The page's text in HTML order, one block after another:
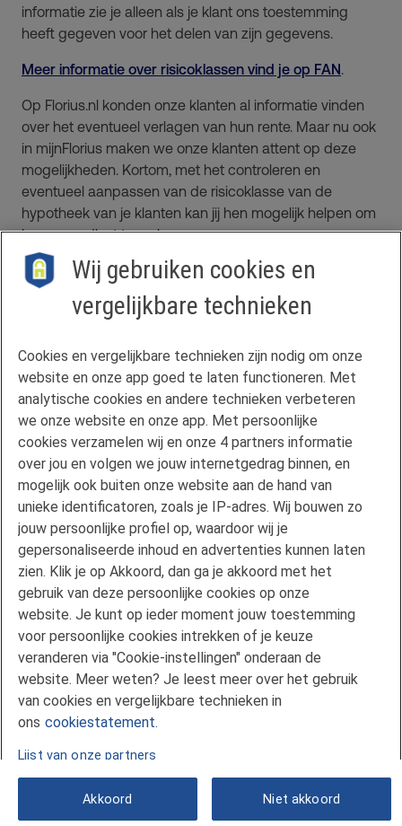
informatie zie je alleen als je klant ons toestemming
heeft gegeven voor het delen van zijn gegevens.
Meer informatie over risicoklassen vind je op FAN.
Op Florius.nl konden onze klanten al informatie vinden
over het eventueel verlagen van hun rente. Maar nu ook
in mijnFlorius maken we onze klanten attent op deze
mogelijkheden. Kortom, met het controleren en
eventueel aanpassen van de risicoklasse van de
hypotheek van je klanten kan jij hen mogelijk helpen om
hun maandlast te verlagen.
Veelgestelde vragen
Klachtenregeling
Privacyverklaring
Disclaimer
Gebruikersvoorwaarden FAN
Actuele rente
Downloads
Kredietgids
Toegang aanvragen
Over Florius
Samenwerken met Florius
Pers
Nieuwsbrief
Volg ons op LinkedIn
Wij gebruiken cookies en
vergelijkbare technieken
Cookies en vergelijkbare technieken zijn nodig om onze
website en onze app goed te laten functioneren. Met
analytische cookies en andere technieken verbeteren
we onze website en onze app. Met persoonlijke
cookies verzamelen wij en onze 4 partners informatie
over jou en volgen we jouw internetgedrag binnen, en
mogelijk ook buiten onze website aan de hand van
unieke identificatoren, zoals je IP-adres. Wij bouwen zo
jouw persoonlijke profiel op, waardoor wij je
gepersonaliseerde inhoud en advertenties kunnen laten
zien. Klik je op Akkoord, dan ga je akkoord met het
gebruik van deze persoonlijke cookies op onze
website. Je kunt op ieder moment jouw toestemming
voor persoonlijke cookies intrekken of je keuze
veranderen via "Cookie-instellingen" onderaan de
website. Meer weten? Je leest meer over het gebruik
van cookies en vergelijkbare technieken in
ons cookiestatement.
Lijst van onze partners
Akkoord Niet akkoord